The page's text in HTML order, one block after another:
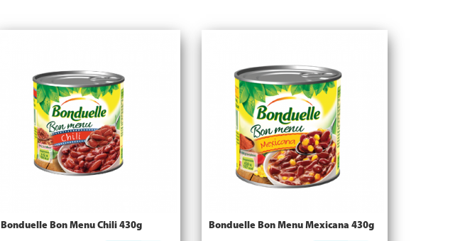
Bonduelle Bon Menu Chili 430g Bonduelle Bon Menu Mexicana 430g